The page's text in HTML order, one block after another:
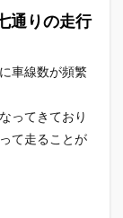
通りの走行
車線数が頻繁
ってきており
て走ることが